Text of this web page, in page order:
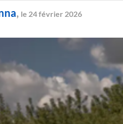
, le 24 février 2026